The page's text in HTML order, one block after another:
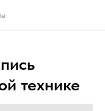
технике